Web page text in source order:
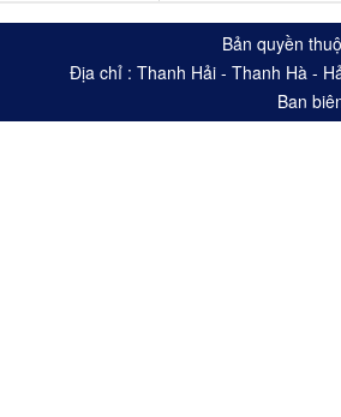
Bản quyền
Địa chỉ : Thanh Hải - Thanh Hà -
Ban